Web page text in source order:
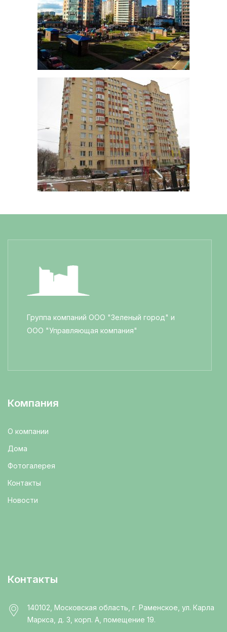
Группа компаний ООО "Зеленый город" и
ООО "Управляющая компания"
Компания
О компании
Дома
Фотогалерея
Контакты
Новости
Контакты
140102, Московская область, г. Раменское, ул. Карла
Маркса, д. 3, корп. А, помещение 19.